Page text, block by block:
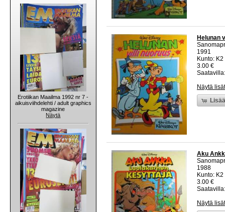
Erotiikan Maailma 1992 nr 7 -
aikuisviihdelehti / adult graphics
magazine
Näytä
Helunan
1991
Kunto:
3.00 €
Näytä
Aku
1988
Kunto:
3.00 €
Näytä